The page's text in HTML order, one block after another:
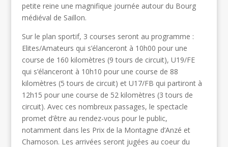
petite reine une magnifique journée autour du Bourg
médiéval de Saillon.
Sur le plan sportif, 3 courses seront au programme :
Elites/Amateurs qui s’élanceront à 10h00 pour une
course de 160 kilomètres (9 tours de circuit), U19/FE
qui s’élanceront à 10h10 pour une course de 88
kilomètres (5 tours de circuit) et U17/FB qui partiront à
12h15 pour une course de 52 kilomètres (3 tours de
circuit). Avec ces nombreux passages, le spectacle
promet d’être au rendez-vous pour le public,
notamment dans les Prix de la Montagne d’Anzé et
Chamoson. Les arrivées seront jugées au coeur du